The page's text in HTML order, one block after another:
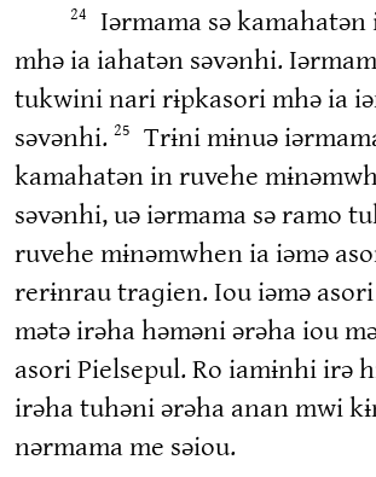
24
Iərmama sə
mhə ia iahatən səvənhi.
tukwini nari rɨpkasori mhə ia
səvənhi. 25
Trɨni mɨnuə
kamahatən in ruvehe
səvənhi, uə iərmama sə ramo
ruvehe mɨnəmwhen ia iəmə
rerɨnrau traɡien. Iou iəmə asori
mətə irəha həməni ərəha iou
asori Pielsepul. Ro iamɨnhi irə
irəha tuhəni ərəha anan mwi
nərmama me səiou.